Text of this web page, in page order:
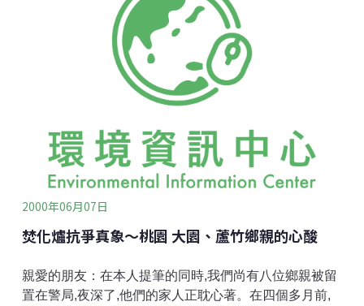
的當然是國民黨"'唯經濟說"錯誤的政策，......然而長期採
取對立面的民進黨，由於其對立面的層次並不高、對立
久了以致於其格局與想像也受到局限、跳不出原來的邏
輯。這也就是為什麼有人會頂著綠色的大名執政、然而
樹照砍的原因。所以我們要不斷的發出聲音，說我們該
說的話，做我們該做的事，畢竟，民眾需要教育，社會
行政院之外，我似乎覺得對象仍應該是台南縣政府。並
且、我建議可藉此機會把過去砍掉的樹做一個總檢討、
總清算
2000年06月07日
焚化爐抗爭真象～桃園 大園、蘆竹鄉親的心酸
親愛的朋友：在本人提筆的同時,我們尚有八位鄉親被留
置在警局,夜深了,他們的家人正耽心著。在四個多月前,